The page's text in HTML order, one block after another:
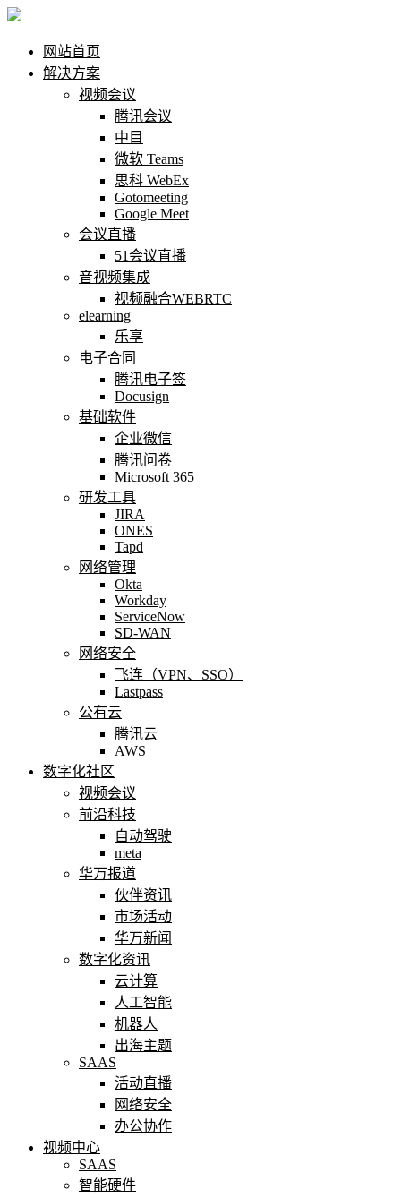
网站首页
解决方案
视频会议
腾讯会议
中目
微软 Teams
思科 WebEx
Gotomeeting
Google Meet
会议直播
51会议直播
音视频集成
视频融合WEBRTC
elearning
乐享
电子合同
腾讯电子签
Docusign
基础软件
企业微信
腾讯问卷
Microsoft 365
研发工具
JIRA
ONES
Tapd
网络管理
Okta
Workday
ServiceNow
SD-WAN
网络安全
飞连（VPN、SSO）
Lastpass
公有云
腾讯云
AWS
数字化社区
视频会议
前沿科技
自动驾驶
meta
华万报道
伙伴资讯
市场活动
华万新闻
数字化资讯
云计算
人工智能
机器人
出海主题
SAAS
活动直播
网络安全
办公协作
视频中心
SAAS
智能硬件